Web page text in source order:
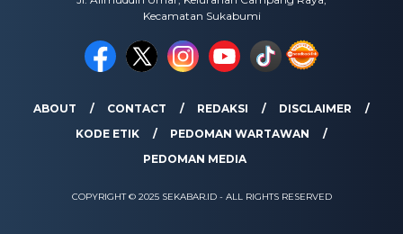
Kecamatan Sukabumi
ABOUT CONTACT REDAKSI
DISCLAIMER
KODE ETIK
PEDOMAN WARTAWAN
PEDOMAN MEDIA
COPYRIGHT © 2025 SEKABAR.ID - ALL RIGHTS RESERVED